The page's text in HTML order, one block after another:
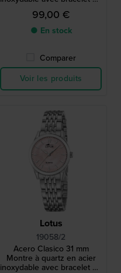
métal
99,00 €
● En stock
Comparer
Voir les produits
Lotus
19058/2
Acero Clasico 31 mm
Montre à quartz en acier
inoxydable avec bracelet en